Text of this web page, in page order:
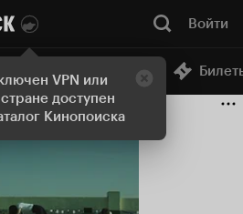
VPN или
доступен
Кинопоиска
Войти
Онлайн-кинотеатр